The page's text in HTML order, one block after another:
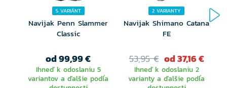
5 VARIÁNT
Navijak Penn Slammer
Classic
od 99,99 €
Ihneď k odoslaniu 5
variantov a ďalšie podľa
2 VARIANTY
Navijak Shimano Catana
FE
53,95 € od 37,16 €
Ihneď k odoslaniu 2
varianty a ďalšie podľa